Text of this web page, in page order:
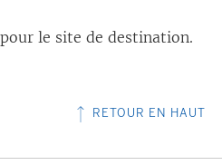
le site de destination.
RETOUR EN HAUT